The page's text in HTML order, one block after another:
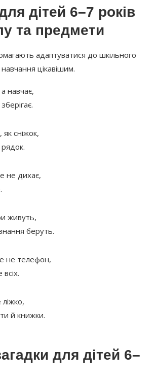
дітей 6–7 років
та предмети
адаптуватися до шкільного
цікавішим.
навчає,
як сніжок,
не дихає,
живуть,
беруть.
не телефон,
й книжки.
для дітей 6–